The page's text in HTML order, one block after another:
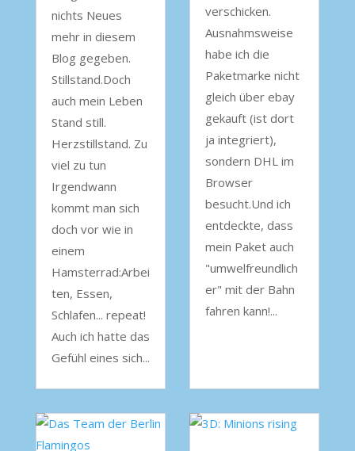
nichts Neues
mehr in diesem
Blog gegeben.
Stillstand.Doch
auch mein Leben
Stand still.
Herzstillstand. Zu
viel zu tun
Irgendwann
kommt man sich
doch vor wie in
einem
Hamsterrad:Arbei
ten, Essen,
Schlafen... repeat!
Auch ich hatte das
Gefühl eines sich...
verschicken.
Ausnahmsweise
habe ich die
Paketmarke nicht
gleich über ebay
gekauft (ist dort
ja integriert),
sondern DHL im
Browser
besucht.Und ich
entdeckte, dass
mein Paket auch
"umwelfreundlich
er" mit der Bahn
fahren kann!...